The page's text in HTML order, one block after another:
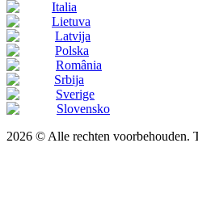
Italia
Lietuva
Latvija
Polska
România
Srbija
Sverige
Slovensko
2026 © Alle rechten voorbehouden.